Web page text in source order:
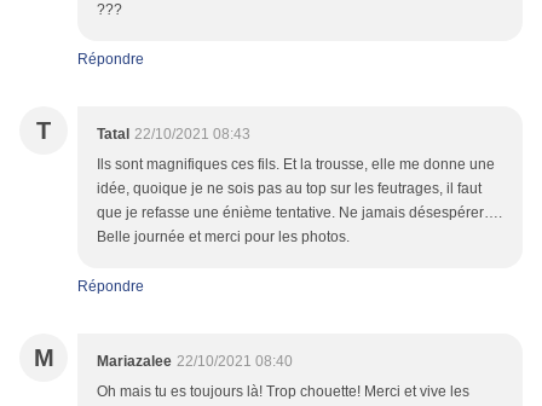
???
Répondre
T Tatal 22/10/2021 08:43
Ils sont magnifiques ces fils. Et la trousse, elle me donne une
idée, quoique je ne sois pas au top sur les feutrages, il faut
que je refasse une énième tentative. Ne jamais désespérer….
Belle journée et merci pour les photos.
Répondre
M Mariazalee 22/10/2021 08:40
Oh mais tu es toujours là! Trop chouette! Merci et vive les